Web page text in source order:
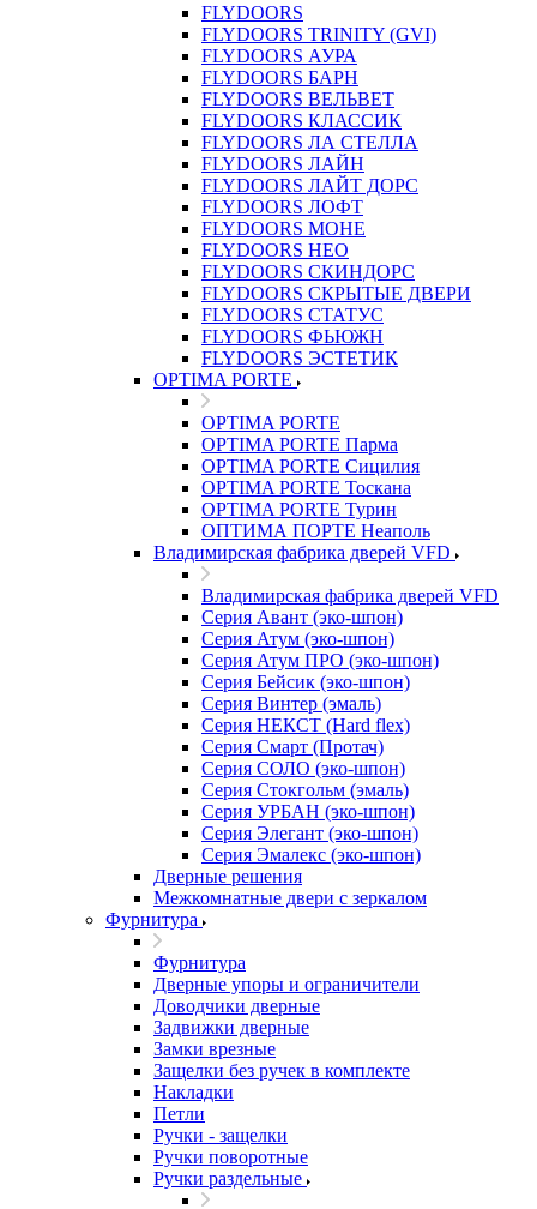
FLYDOORS
FLYDOORS TRINITY (GVI)
FLYDOORS АУРА
FLYDOORS БАРН
FLYDOORS ВЕЛЬВЕТ
FLYDOORS КЛАССИК
FLYDOORS ЛА СТЕЛЛА
FLYDOORS ЛАЙН
FLYDOORS ЛАЙТ ДОРС
FLYDOORS ЛОФТ
FLYDOORS МОНЕ
FLYDOORS НЕО
FLYDOORS СКИНДОРС
FLYDOORS СКРЫТЫЕ ДВЕРИ
FLYDOORS СТАТУС
FLYDOORS ФЬЮЖН
FLYDOORS ЭСТЕТИК
OPTIMA PORTE
OPTIMA PORTE
OPTIMA PORTE Парма
OPTIMA PORTE Сицилия
OPTIMA PORTE Тоскана
OPTIMA PORTE Турин
ОПТИМА ПОРТЕ Неаполь
Владимирская фабрика дверей VFD
Владимирская фабрика дверей VFD
Серия Авант (эко-шпон)
Серия Атум (эко-шпон)
Серия Атум ПРО (эко-шпон)
Серия Бейсик (эко-шпон)
Серия Винтер (эмаль)
Серия НЕКСТ (Hard flex)
Серия Смарт (Протач)
Серия СОЛО (эко-шпон)
Серия Стокгольм (эмаль)
Серия УРБАН (эко-шпон)
Серия Элегант (эко-шпон)
Серия Эмалекс (эко-шпон)
Дверные решения
Межкомнатные двери c зеркалом
Фурнитура
Фурнитура
Дверные упоры и ограничители
Доводчики дверные
Задвижки дверные
Замки врезные
Защелки без ручек в комплекте
Накладки
Петли
Ручки - защелки
Ручки поворотные
Ручки раздельные